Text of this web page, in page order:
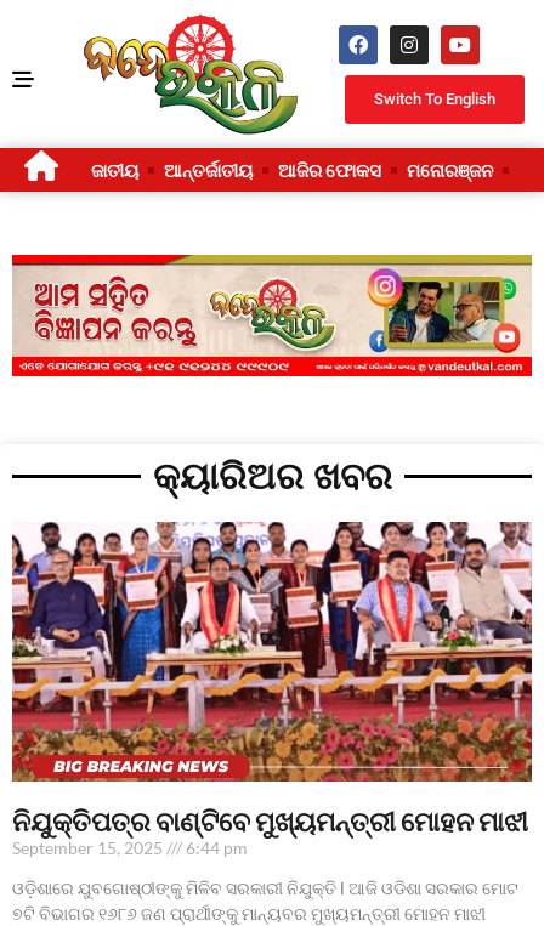
Switch To English
ଜାତୀୟ ଆନ୍ତର୍ଜାତୀୟ ଆଜିର ଫୋକସ ମନୋରଞ୍ଜନ
କ୍ୟାରିଅର ଖବର
ନିଯୁକ୍ତିପତ୍ର ବାଣ୍ଟିବେ ମୁଖ୍ୟମନ୍ତ୍ରୀ ମୋହନ ମାଝୀ
September 15, 2025
6:44 pm
ଓଡ଼ିଶାରେ ଯୁବଗୋଷ୍ଠୀଙ୍କୁ ମିଳିବ ସରକାରୀ ନିଯୁକ୍ତି l ଆଜି ଓଡିଶା ସରକାର ମୋଟ
୭ଟି ବିଭାଗର ୧୬୮୬ ଜଣ ପ୍ରାର୍ଥୀଙ୍କୁ ମାନ୍ୟବର ମୁଖ୍ୟମନ୍ତ୍ରୀ ମୋହନ ମାଝୀ